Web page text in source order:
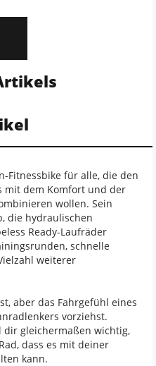
Fitnessbike für alle, die den
mit dem Komfort und der
wollen. Sein
die hydraulischen
Ready-Laufräder
schnelle
weiterer
aber das Fahrgefühl eines
vorziehst.
dir gleichermaßen wichtig,
dass es mit deiner
kann.